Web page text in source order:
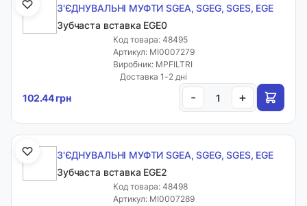
З'ЄДНУВАЛЬНІ МУФТИ SGEA, SGEG, SGES, EGE
Зубчаста вставка EGE0
Код товара: 48495
Артикул: MI0007279
Виробник: MPFILTRI
Доставка 1-2 дні
102.44 грн - +
З'ЄДНУВАЛЬНІ МУФТИ SGEA, SGEG, SGES, EGE
Зубчаста вставка EGE2
Код товара: 48498
Артикул: MI0007289